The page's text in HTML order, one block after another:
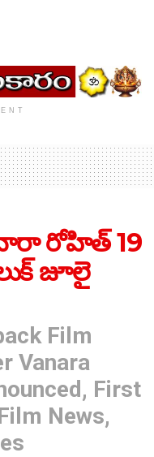
నారా రోహిత్ 19
జూలై
Film
Vanara
First
News,